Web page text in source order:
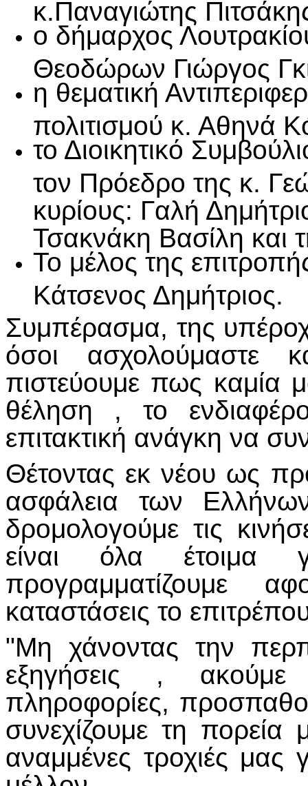
κ.Παναγιώτης
ο δήμαρχος
Θεοδώρων Γιώργος
η θεματική
πολιτισμού κ. Αθηνά
το Διοικητικό
τον Πρόεδρο της κ.
κυρίους: Γαλή
Τσακνάκη Βασίλη και
Το μέλος της
Κάτσενος Δημήτριος.
Συμπέρασμα, της
όσοι ασχολούμαστε
πιστεύουμε πως καμία
θέληση , το
επιτακτική ανάγκη να
Θέτοντας εκ νέου ως
ασφάλεια των
δρομολογούμε τις
είναι όλα έτοιμα
καταστάσεις το
"Μη χάνοντας την
εξηγήσεις , ακούμε
πληροφορίες,
συνεχίζουμε τη πορεία
αναμμένες τροχιές μας